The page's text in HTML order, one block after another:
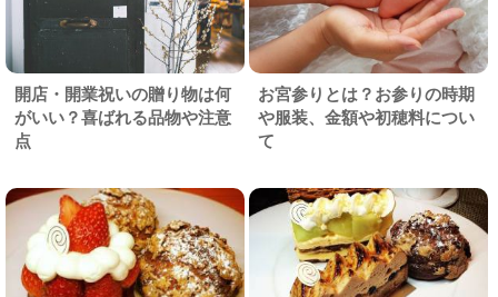
開店・開業祝いの贈り物は何
がいい？喜ばれる品物や注意
点
お宮参りとは？お参りの時期
や服装、金額や初穂料につい
て